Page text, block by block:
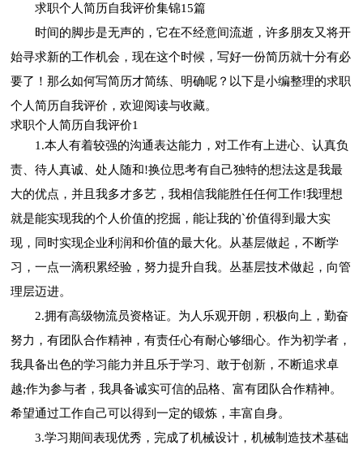
求职个人简历自我评价集锦15篇
时间的脚步是无声的，它在不经意间流逝，许多朋友又将开
始寻求新的工作机会，现在这个时候，写好一份简历就十分有必
要了！那么如何写简历才简练、明确呢？以下是小编整理的求职
个人简历自我评价，欢迎阅读与收藏。
求职个人简历自我评价1
1.本人有着较强的沟通表达能力，对工作有上进心、认真负
责、待人真诚、处人随和!换位思考有自己独特的想法这是我最
大的优点，并且我多才多艺，我相信我能胜任任何工作!我理想
就是能实现我的个人价值的挖掘，能让我的`价值得到最大实
现，同时实现企业利润和价值的最大化。从基层做起，不断学
习，一点一滴积累经验，努力提升自我。丛基层技术做起，向管
理层迈进。
2.拥有高级物流员资格证。为人乐观开朗，积极向上，勤奋
努力，有团队合作精神，有责任心有耐心够细心。作为初学者，
我具备出色的学习能力并且乐于学习、敢于创新，不断追求卓
越;作为参与者，我具备诚实可信的品格、富有团队合作精神。
希望通过工作自己可以得到一定的锻炼，丰富自身。
3.学习期间表现优秀，完成了机械设计，机械制造技术基础